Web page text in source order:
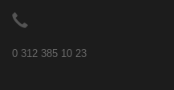
0 312 385 10 23